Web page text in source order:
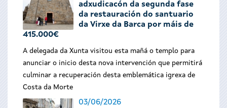
adxudicacón da segunda fase
da restauración do santuario
da Virxe da Barca por máis de
415.000€
A delegada da Xunta visitou esta mañá o templo para
anunciar o inicio desta nova intervención que permitirá
culminar a recuperación desta emblemática igrexa de
Costa da Morte
03/06/2026